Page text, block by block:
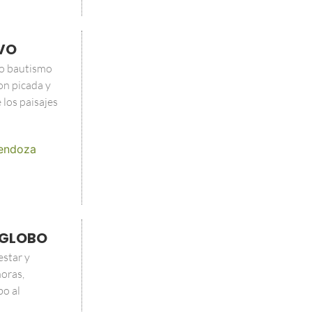
bautismo
picada y
paisajes
y
al